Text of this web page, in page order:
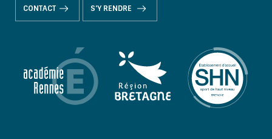
CONTACT S'Y RENDRE